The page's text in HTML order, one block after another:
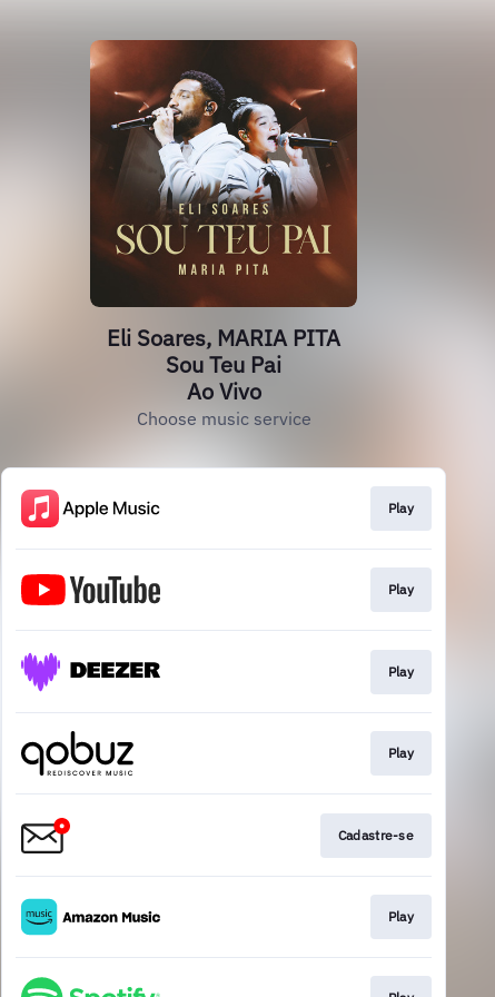
Eli Soares, MARIA PITA
Sou Teu Pai
Ao Vivo
Choose music service
Play
Play
Play
Play
Cadastre-se
Play